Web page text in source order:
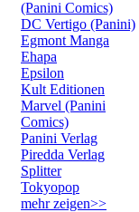
(Panini Comics)
DC Vertigo (Panini)
Egmont Manga
Ehapa
Epsilon
Kult Editionen
Marvel (Panini
Comics)
Panini Verlag
Piredda Verlag
Splitter
Tokyopop
mehr zeigen>>